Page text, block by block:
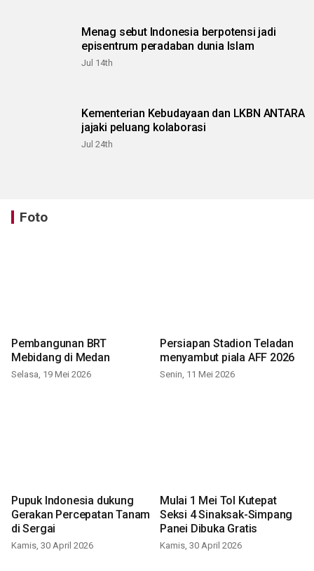
Menag sebut Indonesia berpotensi jadi
episentrum peradaban dunia Islam
Jul 14th
Kementerian Kebudayaan dan LKBN ANTARA
jajaki peluang kolaborasi
Jul 24th
Foto
Pembangunan BRT
Mebidang di Medan
Selasa, 19 Mei 2026
Persiapan Stadion Teladan
menyambut piala AFF 2026
Senin, 11 Mei 2026
Pupuk Indonesia dukung
Gerakan Percepatan Tanam
di Sergai
Kamis, 30 April 2026
Mulai 1 Mei Tol Kutepat
Seksi 4 Sinaksak-Simpang
Panei Dibuka Gratis
Kamis, 30 April 2026